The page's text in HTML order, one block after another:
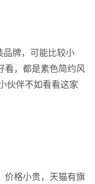
品牌，可能比较小
看，都是素色简约风
伙伴不如看看这家
价格小贵，天猫有旗